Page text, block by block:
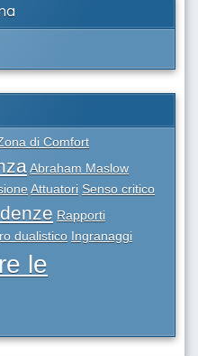
di Comfort
Abraham Maslow
Attuatori Senso critico
Rapporti
dualistico Ingranaggi
le